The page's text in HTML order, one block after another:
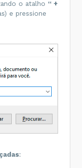
o atalho “ +
e pressione
: